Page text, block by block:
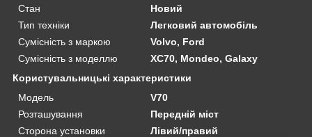
Стан
Новий
Тип техніки
Легковий автомобіль
Сумісність з маркою
Volvo, Ford
Сумісність з моделлю
XC70, Mondeo, Galaxy
Користувальницькі характеристики
Мoдель
V70
Розташування
Передній міст
Сторона установки
Лівий/правий